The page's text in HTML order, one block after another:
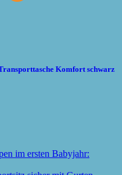
Komfort schwarz
im ersten Babyjahr: